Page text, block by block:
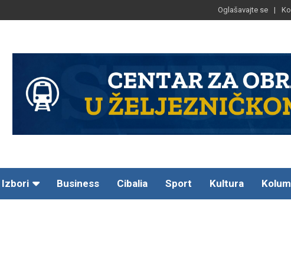
Oglašavajte se
Izbori Business Cibalia Sport Kultura